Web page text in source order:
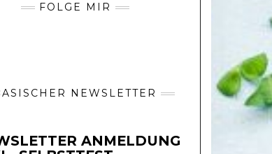
FOLGE MIR
NEWSLETTER
ANMELDUNG